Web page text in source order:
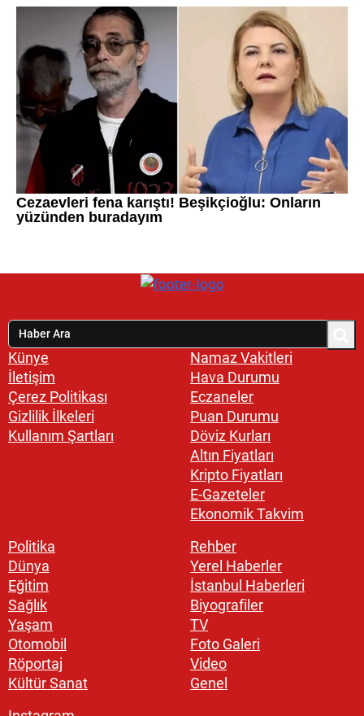
Künye
İletişim
Çerez Politikası
Gizlilik İlkeleri
Kullanım Şartları
Namaz Vakitleri
Hava Durumu
Eczaneler
Puan Durumu
Döviz Kurları
Altın Fiyatları
Kripto Fiyatları
E-Gazeteler
Ekonomik Takvim
Politika
Dünya
Eğitim
Sağlık
Yaşam
Otomobil
Röportaj
Kültür Sanat
Rehber
Yerel Haberler
İstanbul Haberleri
Biyografiler
TV
Foto Galeri
Video
Genel